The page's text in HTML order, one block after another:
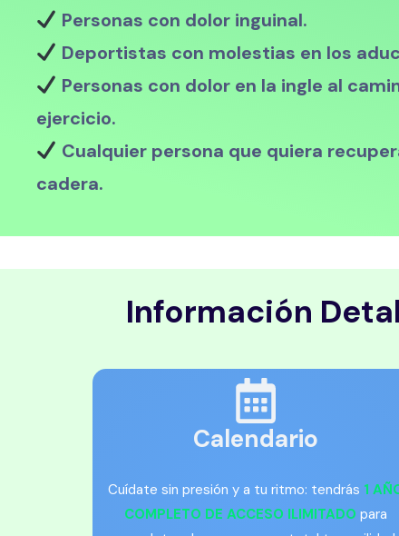
Personas con dolor inguinal.
Deportistas con molestias en los
Personas con dolor en la ingle al
ejercicio.
Cualquier persona que quiera
cadera.
Información
Calendario
Cuídate sin presión y a tu ritmo: tendrás 1
COMPLETO DE ACCESO ILIMITADO para